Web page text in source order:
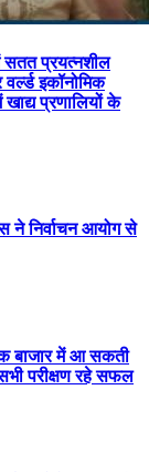
सतत प्रयत्नशील
इकॉनोमिक
प्रणालियों के
ने निर्वाचन आयोग से
बाजार में आ सकती
परीक्षण रहे सफल